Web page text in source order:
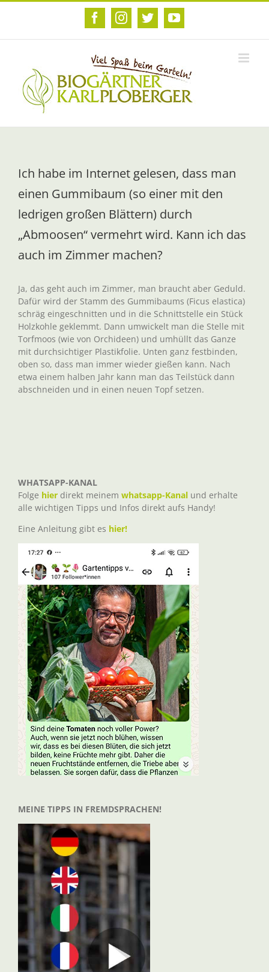
Zum
FacebookInstagram
TwitterYouTube
Ich habe im Internet gelesen, dass man
einen Gummibaum (so einer mit den
ledrigen großen Blättern) durch
„Abmoosen“ vermehrt wird. Kann ich das
auch im Zimmer machen?
Ja, das geht auch im Zimmer, man braucht aber Geduld.
Dafür wird der Stamm des Gummibaums (Ficus elastica)
schräg eingeschnitten und in die Schnittstelle ein Stück
Holzkohle geklemmt. Dann umwickelt man die Stelle mit
Torfmoos (wie von Orchideen) und umhüllt das Ganze
mit durchsichtiger Plastikfolie. Unten ganz festbinden,
oben so, dass man immer wieder gießen kann. Nach
etwa einem halben Jahr kann man das Teilstück dann
abschneiden und in einen neuen Topf setzen.
WHATSAPP-KANAL
Folge hier direkt meinem whatsapp-Kanal und erhalte
alle wichtigen Tipps und Infos direkt aufs Handy!
Eine Anleitung gibt es hier!
MEINE TIPPS IN FREMDSPRACHEN!